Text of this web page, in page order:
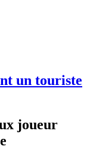
un touriste
joueur